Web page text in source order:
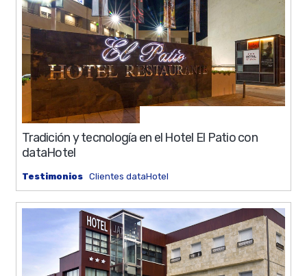
Tradición y tecnología en el Hotel El Patio con
dataHotel
Testimonios Clientes dataHotel